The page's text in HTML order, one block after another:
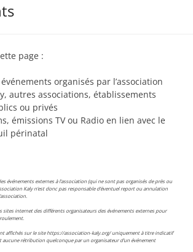
page :
organisés par l’association
autres associations, établissements
ou privés
émissions TV ou Radio en lien avec le
périnatal
événements externes à l’association (qui ne sont pas organisés de près ou
Kaly n’est donc pas responsable d’éventuel report ou annulation
sites internet des différents organisateurs des événements externes pour
affichés sur le site https://association-kaly.org/ uniquement à titre indicatif
aucune rétribution quelconque par un organisateur d’un événement